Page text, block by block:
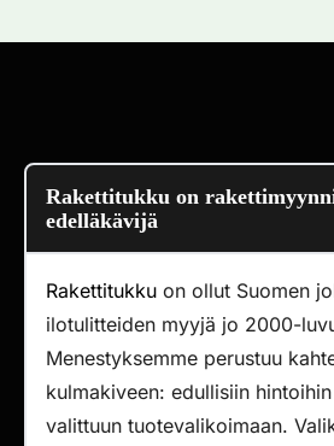
Rakettitukku on
edelläkävijä
Rakettitukku on ollut Suomen
ilotulitteiden myyjä jo 2000-
Menestyksemme perustuu
kulmakiveen: edullisiin
valittuun tuotevalikoimaan.